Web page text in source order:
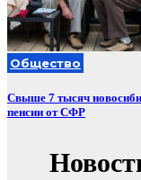
Общество
Свыше 7 тысяч
пенсии от СФР